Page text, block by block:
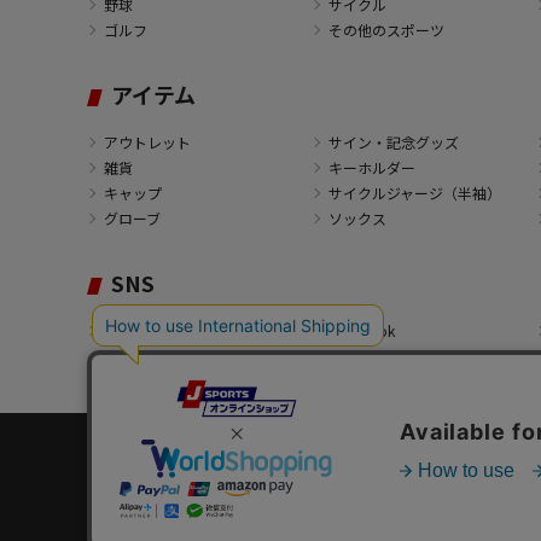
野球
サイクル
ゴルフ
その他のスポーツ
アイテム
アウトレット
サイン・記念グッズ
雑貨
キーホルダー
キャップ
サイクルジャージ（半袖）
グローブ
ソックス
SNS
X Facebook
Copyright© 2003 -